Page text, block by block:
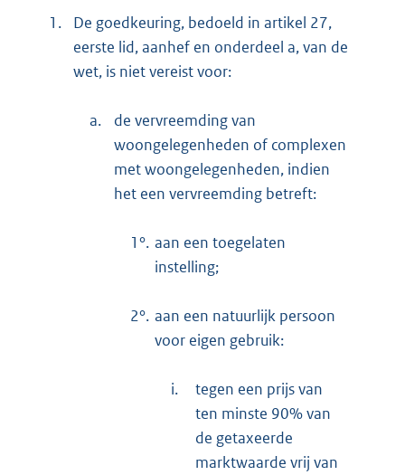
1.
De goedkeuring, bedoeld in artikel 27,
eerste lid, aanhef en onderdeel a, van de
wet, is niet vereist voor:
a.
de vervreemding van
woongelegenheden of complexen
met woongelegenheden, indien
het een vervreemding betreft:
1°. aan een toegelaten
instelling;
2°. aan een natuurlijk persoon
voor eigen gebruik:
i.
tegen een prijs van
ten minste 90% van
de getaxeerde
marktwaarde vrij van